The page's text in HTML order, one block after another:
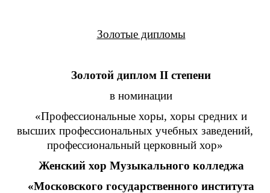
Золотые дипломы
Золотой диплом II степени
в номинации
«Профессиональные хоры, хоры средних и
высших профессиональных учебных заведений,
профессиональный церковный хор»
Женский хор Музыкального колледжа
«Московского государственного института